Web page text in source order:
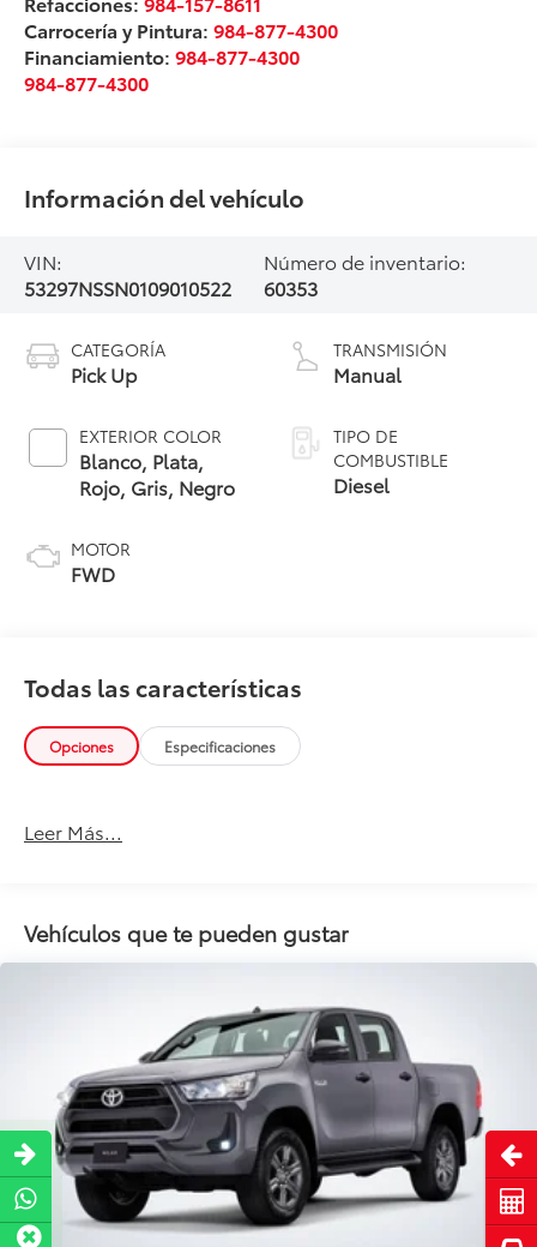
Carrocería y Pintura:984-877-4300
Financiamiento:984-877-4300
984-877-4300
Información del vehículo
VIN:
53297NSSN0109010522
Número de inventario:
60353
CATEGORÍA
Pick Up
EXTERIOR COLOR
Blanco, Plata,
Rojo, Gris, Negro
MOTOR
FWD
TRANSMISIÓN
Manual
TIPO DE
COMBUSTIBLE
Diesel
Todas las características
Opciones Especificaciones
Leer Más...
Vehículos que te pueden gustar